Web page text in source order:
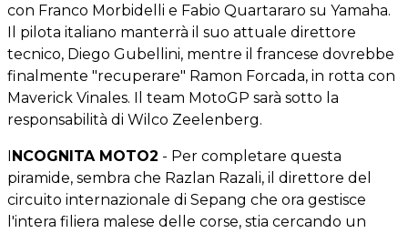
con Franco Morbidelli e Fabio Quartararo su Yamaha.
Il pilota italiano manterrà il suo attuale direttore
tecnico, Diego Gubellini, mentre il francese dovrebbe
finalmente "recuperare" Ramon Forcada, in rotta con
Maverick Vinales. Il team MotoGP sarà sotto la
responsabilità di Wilco Zeelenberg.
INCOGNITA MOTO2 - Per completare questa
piramide, sembra che Razlan Razali, il direttore del
circuito internazionale di Sepang che ora gestisce
l'intera filiera malese delle corse, stia cercando un